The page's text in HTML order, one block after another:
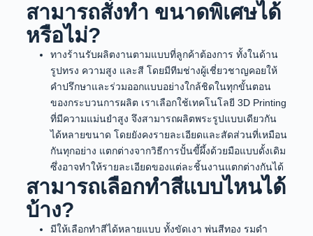
สามารถสั่งทำ ขนาดพิเศษได้
หรือไม่?
ทางร้านรับผลิตงานตามแบบที่ลูกค้าต้องการ ทั้งในด้าน
รูปทรง ความสูง และสี โดยมีทีมช่างผู้เชี่ยวชาญคอยให้
คำปรึกษาและร่วมออกแบบอย่างใกล้ชิดในทุกขั้นตอน
ของกระบวนการผลิต เราเลือกใช้เทคโนโลยี 3D Printing
ที่มีความแม่นยำสูง จึงสามารถผลิตพระรูปแบบเดียวกัน
ได้หลายขนาด โดยยังคงรายละเอียดและสัดส่วนที่เหมือน
กันทุกอย่าง แตกต่างจากวิธีการปั้นขี้ผึ้งด้วยมือแบบดั้งเดิม
ซึ่งอาจทำให้รายละเอียดของแต่ละชิ้นงานแตกต่างกันได้
สามารถเลือกทำสีแบบไหนได้
บ้าง?
มีให้เลือกทำสีได้หลายแบบ ทั้งขัดเงา พ่นสีทอง รมดำ